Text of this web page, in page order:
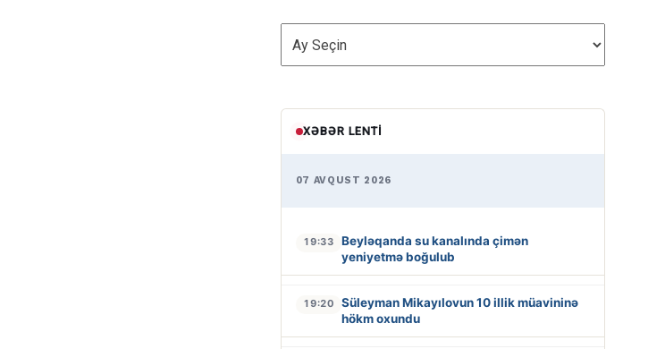
ARXİV
XƏBƏR LENTI
07 AVQUST 2026
19:33
Beyləqanda su kanalında çimən
yeniyetmə boğulub
19:20
Süleyman Mikayılovun 10 illik müavininə
hökm oxundu